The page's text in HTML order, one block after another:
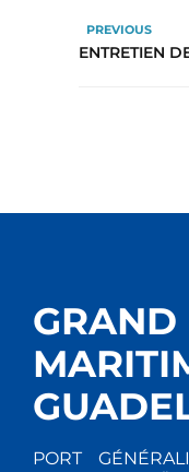
PREVIOUS
ENTRETIEN
GRAND
PORT